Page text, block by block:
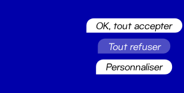
OK, tout accepter
Tout refuser
Personnaliser